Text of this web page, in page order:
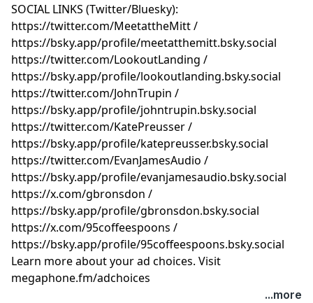
SOCIAL LINKS (Twitter/Bluesky):
⁠⁠⁠⁠⁠⁠⁠⁠⁠⁠⁠⁠⁠⁠⁠⁠⁠⁠⁠⁠⁠⁠⁠⁠⁠⁠⁠⁠⁠⁠⁠⁠⁠⁠⁠⁠⁠⁠⁠⁠⁠⁠⁠⁠⁠⁠⁠⁠⁠⁠⁠⁠⁠⁠⁠⁠⁠⁠⁠⁠⁠⁠⁠⁠⁠⁠⁠⁠⁠⁠⁠⁠⁠⁠⁠⁠⁠⁠⁠⁠⁠⁠⁠⁠⁠⁠⁠⁠⁠⁠⁠⁠⁠⁠⁠⁠⁠⁠⁠⁠⁠https://twitter.com/MeetattheMitt⁠⁠⁠⁠⁠⁠⁠⁠⁠⁠⁠⁠⁠⁠⁠⁠⁠⁠⁠⁠⁠⁠⁠⁠⁠⁠⁠⁠⁠⁠⁠⁠⁠⁠⁠⁠⁠⁠⁠⁠⁠⁠⁠⁠⁠⁠⁠⁠⁠⁠⁠⁠⁠⁠⁠⁠⁠⁠⁠⁠⁠⁠⁠⁠⁠⁠⁠⁠⁠⁠⁠⁠⁠⁠⁠⁠⁠⁠⁠⁠⁠⁠⁠⁠⁠⁠⁠⁠⁠⁠⁠⁠⁠⁠⁠⁠⁠⁠⁠⁠⁠/
⁠⁠⁠⁠⁠⁠⁠⁠⁠⁠⁠⁠⁠⁠⁠⁠⁠⁠⁠⁠⁠⁠⁠⁠⁠⁠⁠⁠⁠⁠⁠⁠⁠⁠⁠⁠⁠⁠⁠⁠⁠⁠⁠⁠⁠⁠⁠⁠⁠⁠⁠⁠⁠⁠⁠⁠⁠⁠⁠⁠⁠⁠⁠⁠⁠⁠⁠⁠⁠⁠⁠⁠⁠⁠⁠⁠⁠⁠⁠⁠⁠⁠⁠⁠⁠⁠⁠⁠⁠⁠⁠⁠⁠⁠⁠⁠⁠⁠⁠⁠⁠https://bsky.app/profile/meetatthemitt.bsky.social⁠⁠⁠⁠⁠⁠⁠⁠⁠⁠⁠⁠⁠⁠⁠⁠⁠⁠⁠⁠⁠⁠⁠⁠⁠⁠⁠⁠⁠⁠⁠⁠⁠⁠⁠⁠⁠⁠⁠⁠⁠⁠⁠⁠⁠⁠⁠⁠⁠⁠⁠⁠⁠⁠⁠⁠⁠⁠⁠⁠⁠⁠⁠⁠⁠⁠⁠⁠⁠⁠⁠⁠⁠⁠⁠⁠⁠⁠⁠⁠⁠⁠⁠⁠⁠⁠⁠⁠⁠⁠⁠⁠⁠⁠⁠⁠⁠⁠⁠⁠⁠
⁠⁠⁠⁠⁠⁠⁠⁠⁠⁠⁠⁠⁠⁠⁠⁠⁠⁠⁠⁠⁠⁠⁠⁠⁠⁠⁠⁠⁠⁠⁠⁠⁠⁠⁠⁠⁠⁠⁠⁠⁠⁠⁠⁠⁠⁠⁠⁠⁠⁠⁠⁠⁠⁠⁠⁠⁠⁠⁠⁠⁠⁠⁠⁠⁠⁠⁠⁠⁠⁠⁠⁠⁠⁠⁠⁠⁠⁠⁠⁠⁠⁠⁠⁠⁠⁠⁠⁠⁠⁠⁠⁠⁠⁠⁠⁠⁠⁠⁠⁠⁠https://twitter.com/LookoutLanding⁠⁠⁠⁠⁠⁠⁠⁠⁠⁠⁠⁠⁠⁠⁠⁠⁠⁠⁠⁠⁠⁠⁠⁠⁠⁠⁠⁠⁠⁠⁠⁠⁠⁠⁠⁠⁠⁠⁠⁠⁠⁠⁠⁠⁠⁠⁠⁠⁠⁠⁠⁠⁠⁠⁠⁠⁠⁠⁠⁠⁠⁠⁠⁠⁠⁠⁠⁠⁠⁠⁠⁠⁠⁠⁠⁠⁠⁠⁠⁠⁠⁠⁠⁠⁠⁠⁠⁠⁠⁠⁠⁠⁠⁠⁠⁠⁠⁠⁠⁠⁠ /
⁠⁠⁠⁠⁠⁠⁠⁠⁠⁠⁠⁠⁠⁠⁠⁠⁠⁠⁠⁠⁠⁠⁠⁠⁠⁠⁠⁠⁠⁠⁠⁠⁠⁠⁠⁠⁠⁠⁠⁠⁠⁠⁠⁠⁠⁠⁠⁠⁠⁠⁠⁠⁠⁠⁠⁠⁠⁠⁠⁠⁠⁠⁠⁠⁠⁠⁠⁠⁠⁠⁠⁠⁠⁠⁠⁠⁠⁠⁠⁠⁠⁠⁠⁠⁠⁠⁠⁠⁠⁠⁠⁠⁠⁠⁠⁠⁠⁠⁠⁠⁠https://bsky.app/profile/lookoutlanding.bsky.social⁠⁠⁠⁠⁠⁠⁠⁠⁠⁠⁠⁠⁠⁠⁠⁠⁠⁠⁠⁠⁠⁠⁠⁠⁠⁠⁠⁠⁠⁠⁠⁠⁠⁠⁠⁠⁠⁠⁠⁠⁠⁠⁠⁠⁠⁠⁠⁠⁠⁠⁠⁠⁠⁠⁠⁠⁠⁠⁠⁠⁠⁠⁠⁠⁠⁠⁠⁠⁠⁠⁠⁠⁠⁠⁠⁠⁠⁠⁠⁠⁠⁠⁠⁠⁠⁠⁠⁠⁠⁠⁠⁠⁠⁠⁠⁠⁠⁠⁠⁠⁠
⁠⁠⁠⁠⁠⁠⁠⁠⁠⁠⁠⁠⁠⁠⁠⁠⁠⁠⁠⁠⁠⁠⁠⁠⁠⁠⁠⁠⁠⁠⁠⁠⁠⁠⁠⁠⁠⁠⁠⁠⁠⁠⁠⁠⁠⁠⁠⁠⁠⁠⁠⁠⁠⁠⁠⁠⁠⁠⁠⁠⁠⁠⁠⁠⁠⁠⁠⁠⁠⁠⁠⁠⁠⁠⁠⁠⁠⁠⁠⁠⁠⁠⁠⁠⁠⁠⁠⁠⁠⁠⁠⁠⁠⁠⁠⁠⁠⁠⁠⁠⁠https://twitter.com/JohnTrupin⁠⁠⁠⁠⁠⁠⁠⁠⁠⁠⁠⁠⁠⁠⁠⁠⁠⁠⁠⁠⁠⁠⁠⁠⁠⁠⁠⁠⁠⁠⁠⁠⁠⁠⁠⁠⁠⁠⁠⁠⁠⁠⁠⁠⁠⁠⁠⁠⁠⁠⁠⁠⁠⁠⁠⁠⁠⁠⁠⁠⁠⁠⁠⁠⁠⁠⁠⁠⁠⁠⁠⁠⁠⁠⁠⁠⁠⁠⁠⁠⁠⁠⁠⁠⁠⁠⁠⁠⁠⁠⁠⁠⁠⁠⁠⁠⁠⁠⁠⁠⁠ /
⁠⁠⁠⁠⁠⁠⁠⁠⁠⁠⁠⁠⁠⁠⁠⁠⁠⁠⁠⁠⁠⁠⁠⁠⁠⁠⁠⁠⁠⁠⁠⁠⁠⁠⁠⁠⁠⁠⁠⁠⁠⁠⁠⁠⁠⁠⁠⁠⁠⁠⁠⁠⁠⁠⁠⁠⁠⁠⁠⁠⁠⁠⁠⁠⁠⁠⁠⁠⁠⁠⁠⁠⁠⁠⁠⁠⁠⁠⁠⁠⁠⁠⁠⁠⁠⁠⁠⁠⁠⁠⁠⁠⁠⁠⁠⁠⁠⁠⁠⁠⁠https://bsky.app/profile/johntrupin.bsky.social⁠⁠⁠⁠⁠⁠⁠⁠⁠⁠⁠⁠⁠⁠⁠⁠⁠⁠⁠⁠⁠⁠⁠⁠⁠⁠⁠⁠⁠⁠⁠⁠⁠⁠⁠⁠⁠⁠⁠⁠⁠⁠⁠⁠⁠⁠⁠⁠⁠⁠⁠⁠⁠⁠⁠⁠⁠⁠⁠⁠⁠⁠⁠⁠⁠⁠⁠⁠⁠⁠⁠⁠⁠⁠⁠⁠⁠⁠⁠⁠⁠⁠⁠⁠⁠⁠⁠⁠⁠⁠⁠⁠⁠⁠⁠⁠⁠⁠⁠⁠⁠
⁠⁠⁠⁠⁠⁠⁠⁠⁠⁠⁠⁠⁠⁠⁠⁠⁠⁠⁠⁠⁠⁠⁠⁠⁠⁠⁠⁠⁠⁠⁠⁠⁠⁠⁠⁠⁠⁠⁠⁠⁠⁠⁠⁠⁠⁠⁠⁠⁠⁠⁠⁠⁠⁠⁠⁠⁠⁠⁠⁠⁠⁠⁠⁠⁠⁠⁠⁠⁠⁠⁠⁠⁠⁠⁠⁠⁠⁠⁠⁠⁠⁠⁠⁠⁠⁠⁠⁠⁠⁠⁠⁠⁠⁠⁠⁠⁠⁠⁠⁠⁠https://twitter.com/KatePreusser⁠⁠⁠⁠⁠⁠⁠⁠⁠⁠⁠⁠⁠⁠⁠⁠⁠⁠⁠⁠⁠⁠⁠⁠⁠⁠⁠⁠⁠⁠⁠⁠⁠⁠⁠⁠⁠⁠⁠⁠⁠⁠⁠⁠⁠⁠⁠⁠⁠⁠⁠⁠⁠⁠⁠⁠⁠⁠⁠⁠⁠⁠⁠⁠⁠⁠⁠⁠⁠⁠⁠⁠⁠⁠⁠⁠⁠⁠⁠⁠⁠⁠⁠⁠⁠⁠⁠⁠⁠⁠⁠⁠⁠⁠⁠⁠⁠⁠⁠⁠⁠/
⁠⁠⁠⁠⁠⁠⁠⁠⁠⁠⁠⁠⁠⁠⁠⁠⁠⁠⁠⁠⁠⁠⁠⁠⁠⁠⁠⁠⁠⁠⁠⁠⁠⁠⁠⁠⁠⁠⁠⁠⁠⁠⁠⁠⁠⁠⁠⁠⁠⁠⁠⁠⁠⁠⁠⁠⁠⁠⁠⁠⁠⁠⁠⁠⁠⁠⁠⁠⁠⁠⁠⁠⁠⁠⁠⁠⁠⁠⁠⁠⁠⁠⁠⁠⁠⁠⁠⁠⁠⁠⁠⁠⁠⁠⁠⁠⁠⁠⁠⁠⁠https://bsky.app/profile/katepreusser.bsky.social⁠⁠⁠⁠⁠⁠⁠⁠⁠⁠⁠⁠⁠⁠⁠⁠⁠⁠⁠⁠⁠⁠⁠⁠⁠⁠⁠⁠⁠⁠⁠⁠⁠⁠⁠⁠⁠⁠⁠⁠⁠⁠⁠⁠⁠⁠⁠⁠⁠⁠⁠⁠⁠⁠⁠⁠⁠⁠⁠⁠⁠⁠⁠⁠⁠⁠⁠⁠⁠⁠⁠⁠⁠⁠⁠⁠⁠⁠⁠⁠⁠⁠⁠⁠⁠⁠⁠⁠⁠⁠⁠⁠⁠⁠⁠⁠⁠⁠⁠⁠⁠
⁠⁠⁠⁠⁠⁠⁠⁠⁠⁠⁠⁠⁠⁠⁠⁠⁠⁠⁠⁠⁠⁠⁠⁠⁠⁠⁠⁠⁠⁠⁠⁠⁠⁠⁠⁠⁠⁠⁠⁠⁠⁠⁠⁠⁠⁠⁠⁠⁠⁠⁠⁠⁠⁠⁠⁠⁠⁠⁠⁠⁠⁠⁠⁠⁠⁠⁠⁠⁠⁠⁠⁠⁠⁠⁠⁠⁠⁠⁠⁠⁠⁠⁠⁠⁠⁠⁠⁠⁠⁠⁠⁠⁠⁠⁠⁠⁠⁠⁠⁠⁠https://twitter.com/EvanJamesAudio⁠⁠⁠⁠⁠⁠⁠⁠⁠⁠⁠⁠⁠⁠⁠⁠⁠⁠⁠⁠⁠⁠⁠⁠⁠⁠⁠⁠⁠⁠⁠⁠⁠⁠⁠⁠⁠⁠⁠⁠⁠⁠⁠⁠⁠⁠⁠⁠⁠⁠⁠⁠⁠⁠⁠⁠⁠⁠⁠⁠⁠⁠⁠⁠⁠⁠⁠⁠⁠⁠⁠⁠⁠⁠⁠⁠⁠⁠⁠⁠⁠⁠⁠⁠⁠⁠⁠⁠⁠⁠⁠⁠⁠⁠⁠⁠⁠⁠⁠⁠⁠ /
⁠⁠⁠⁠⁠⁠⁠⁠⁠⁠⁠⁠⁠⁠⁠⁠⁠⁠⁠⁠⁠⁠⁠⁠⁠⁠⁠⁠⁠⁠⁠⁠⁠⁠⁠⁠⁠⁠⁠⁠⁠⁠⁠⁠⁠⁠⁠⁠⁠⁠⁠⁠⁠⁠⁠⁠⁠⁠⁠⁠⁠⁠⁠⁠⁠⁠⁠⁠⁠⁠⁠⁠⁠⁠⁠⁠⁠⁠⁠⁠⁠⁠⁠⁠⁠⁠⁠⁠⁠⁠⁠⁠⁠⁠⁠⁠⁠⁠⁠⁠⁠https://bsky.app/profile/evanjamesaudio.bsky.social⁠⁠⁠⁠⁠⁠⁠⁠⁠⁠⁠⁠⁠⁠⁠⁠⁠⁠⁠⁠⁠⁠⁠⁠⁠⁠⁠⁠⁠⁠⁠⁠⁠⁠⁠⁠⁠⁠⁠⁠⁠⁠⁠⁠⁠⁠⁠⁠⁠⁠⁠⁠⁠⁠⁠⁠⁠⁠⁠⁠⁠⁠⁠⁠⁠⁠⁠⁠⁠⁠⁠⁠⁠⁠⁠⁠⁠⁠⁠⁠⁠⁠⁠⁠⁠⁠⁠⁠⁠⁠⁠⁠⁠⁠⁠⁠⁠⁠⁠⁠⁠
⁠⁠⁠⁠⁠⁠⁠⁠⁠⁠⁠⁠⁠⁠⁠⁠⁠⁠⁠⁠⁠⁠⁠⁠⁠⁠⁠⁠⁠⁠⁠⁠⁠⁠⁠⁠⁠⁠⁠⁠⁠⁠⁠⁠⁠⁠⁠⁠⁠⁠⁠⁠⁠⁠⁠⁠⁠⁠⁠⁠⁠⁠⁠⁠⁠⁠⁠⁠⁠⁠⁠⁠⁠⁠⁠⁠⁠⁠⁠⁠⁠⁠⁠⁠⁠⁠⁠⁠⁠⁠⁠⁠⁠⁠⁠⁠⁠⁠⁠⁠⁠https://x.com/gbronsdon⁠⁠⁠⁠⁠⁠⁠⁠⁠⁠⁠⁠⁠⁠⁠⁠⁠⁠⁠⁠⁠⁠⁠⁠⁠⁠⁠⁠⁠⁠⁠⁠⁠⁠⁠⁠⁠⁠⁠⁠⁠⁠⁠⁠⁠⁠⁠⁠⁠⁠⁠⁠⁠⁠⁠⁠⁠⁠⁠⁠⁠⁠⁠⁠⁠⁠⁠⁠⁠⁠⁠⁠⁠⁠⁠⁠⁠⁠⁠⁠⁠⁠⁠⁠⁠⁠⁠⁠⁠⁠⁠⁠⁠⁠⁠⁠⁠⁠⁠⁠⁠ /
⁠⁠⁠⁠⁠⁠⁠⁠⁠⁠⁠⁠⁠⁠⁠⁠⁠⁠⁠⁠⁠⁠⁠⁠⁠⁠⁠⁠⁠⁠⁠⁠⁠⁠⁠⁠⁠⁠⁠⁠⁠⁠⁠⁠⁠⁠⁠⁠⁠⁠⁠⁠⁠⁠⁠⁠⁠⁠⁠⁠⁠⁠⁠⁠⁠⁠⁠⁠⁠⁠⁠⁠⁠⁠⁠⁠⁠⁠⁠⁠⁠⁠⁠⁠⁠⁠⁠⁠⁠⁠⁠⁠⁠⁠⁠⁠⁠⁠⁠⁠⁠https://bsky.app/profile/gbronsdon.bsky.social⁠⁠⁠⁠⁠⁠⁠⁠⁠⁠⁠⁠⁠⁠⁠⁠⁠⁠⁠⁠⁠⁠⁠⁠⁠⁠⁠⁠⁠⁠⁠⁠⁠⁠⁠⁠⁠⁠⁠⁠⁠⁠⁠⁠⁠⁠⁠⁠⁠⁠⁠⁠⁠⁠⁠⁠⁠⁠⁠⁠⁠⁠⁠⁠⁠⁠⁠⁠⁠⁠⁠⁠⁠⁠⁠⁠⁠⁠⁠⁠⁠⁠⁠⁠⁠⁠⁠⁠⁠⁠⁠⁠⁠⁠⁠⁠⁠⁠⁠⁠⁠
⁠⁠⁠⁠⁠⁠⁠⁠⁠⁠⁠⁠⁠⁠⁠⁠⁠⁠⁠⁠⁠⁠⁠⁠⁠⁠⁠⁠⁠⁠⁠⁠⁠⁠⁠⁠⁠⁠⁠⁠⁠⁠⁠⁠⁠⁠⁠⁠⁠⁠⁠⁠⁠⁠⁠⁠⁠⁠⁠⁠⁠⁠⁠⁠⁠⁠⁠⁠⁠⁠⁠⁠⁠⁠⁠⁠⁠⁠⁠⁠⁠⁠⁠⁠⁠⁠⁠⁠⁠⁠⁠⁠⁠⁠⁠⁠⁠⁠⁠⁠⁠https://x.com/95coffeespoons⁠⁠⁠⁠⁠⁠⁠⁠⁠⁠⁠⁠⁠⁠⁠⁠⁠⁠⁠⁠⁠⁠⁠⁠⁠⁠⁠⁠⁠⁠⁠⁠⁠⁠⁠⁠⁠⁠⁠⁠⁠⁠⁠⁠⁠⁠⁠⁠⁠⁠⁠⁠⁠⁠⁠⁠⁠⁠⁠⁠⁠⁠⁠⁠⁠⁠⁠⁠⁠⁠⁠⁠⁠⁠⁠⁠⁠⁠⁠⁠⁠⁠⁠⁠⁠⁠⁠⁠⁠⁠⁠⁠⁠⁠⁠⁠⁠⁠⁠⁠⁠ /
⁠⁠⁠⁠⁠⁠⁠⁠⁠⁠⁠⁠⁠⁠⁠⁠⁠⁠⁠⁠⁠⁠⁠⁠⁠⁠⁠⁠⁠⁠⁠⁠⁠⁠⁠⁠⁠⁠⁠⁠⁠⁠⁠⁠⁠⁠⁠⁠⁠⁠⁠⁠⁠⁠⁠⁠⁠⁠⁠⁠⁠⁠⁠⁠⁠⁠⁠⁠⁠⁠⁠⁠⁠⁠⁠⁠⁠⁠⁠⁠⁠⁠⁠⁠⁠⁠⁠⁠⁠⁠⁠⁠⁠⁠⁠⁠⁠⁠⁠⁠⁠https://bsky.app/profile/95coffeespoons.bsky.social⁠⁠⁠⁠⁠⁠⁠⁠⁠⁠⁠⁠⁠⁠⁠⁠⁠⁠⁠⁠⁠⁠⁠⁠⁠⁠⁠⁠⁠⁠⁠⁠⁠⁠⁠⁠⁠⁠⁠⁠⁠⁠⁠⁠⁠⁠⁠⁠⁠⁠⁠
Learn more about your ad choices. Visit
megaphone.fm/adchoices
...more